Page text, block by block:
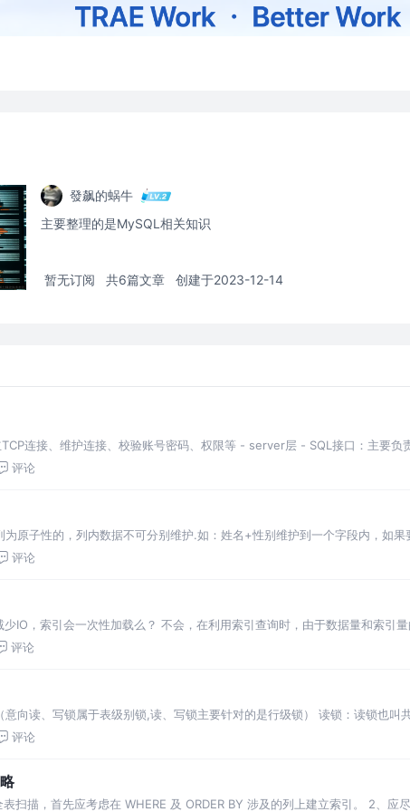
發飙的蜗牛
主要整理的是MySQL相关知识
暂无订阅 共6篇文章 创建于2023-12-14
连接、维护连接、校验账号密码、权限等 - server层 - SQL接口：主要负
每次执行
评论
原子性的，列内数据不可分别维护.如：姓名+性别维护到一个字段内，如果
护。 第二范式： 首先是需要满足第一范式，其
评论
IO，索引会一次性加载么？ 不会，在利用索引查询时，由于数据量和索引
每一个磁盘页。因为磁盘页对应着索引树的节
评论
向读、写锁属于表级别锁,读、写锁主要针对的是行级锁） 读锁：读锁也叫
同时读操作,但是不可以进行写操作 多个
评论
扫描，首先应考虑在 WHERE 及 ORDER BY 涉及的列上建立索引。 2、应